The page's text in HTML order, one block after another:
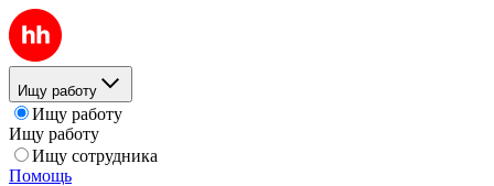
Ищу работу
Ищу работу
Ищу работу
Ищу сотрудника
Помощь